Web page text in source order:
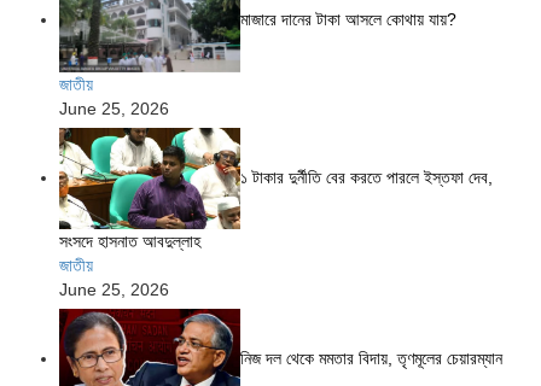
মাজারে দানের টাকা আসলে কোথায় যায়?
জাতীয়
June 25, 2026
১ টাকার দুর্নীতি বের করতে পারলে ইস্তফা দেব,
সংসদে হাসনাত আবদুল্লাহ
জাতীয়
June 25, 2026
নিজ দল থেকে মমতার বিদায়, তৃণমূলের চেয়ারম্যান